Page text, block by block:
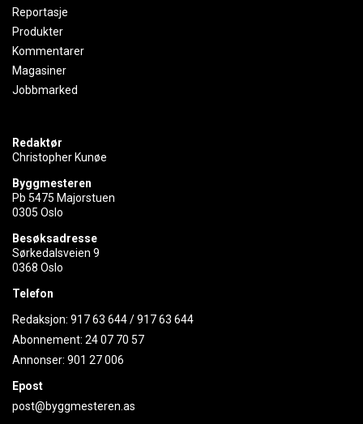
Reportasje
Produkter
Kommentarer
Magasiner
Jobbmarked
Redaktør
Christopher Kunøe
Byggmesteren
Pb 5475 Majorstuen
0305 Oslo
Besøksadresse
Sørkedalsveien 9
0368 Oslo
Telefon
Redaksjon: 917 63 644/917 63 644
Abonnement: 24 07 70 57
Annonser: 901 27 006
Epost
post@byggmesteren.as